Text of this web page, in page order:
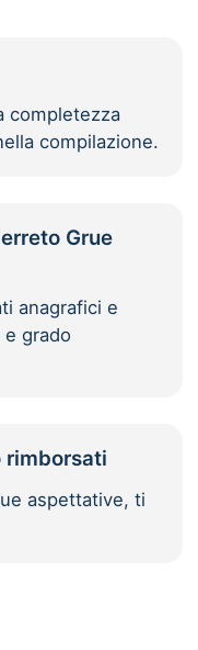
completezza
compilazione.
Grue
anagrafici e
grado
rimborsati
aspettative, ti